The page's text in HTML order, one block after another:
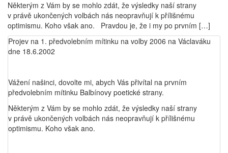
Některým z Vám by se mohlo zdát, že výsledky naší strany
v právě ukončených volbách nás neopravňují k přílišnému
optimismu. Koho však ano. Pravdou je, že i my po prvním […]
Projev na 1. předvolebním mítinku na volby 2006 na Václaváku
dne 18.6.2002
Vážení našinci, dovolte mi, abych Vás přivítal na prvním
předvolebním mítinku Balbínovy poetické strany.
Některým z Vám by se mohlo zdát, že výsledky naší strany
v právě ukončených volbách nás neopravňují k přílišnému
optimismu. Koho však ano.